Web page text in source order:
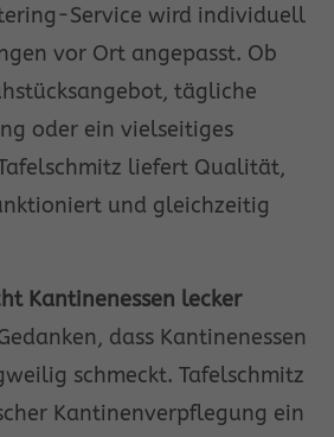
Service wird individuell
vor Ort angepasst. Ob
tägliche
oder ein vielseitiges
liefert Qualität,
und gleichzeitig
Kantinenessen lecker
dass Kantinenessen
schmeckt. Tafelschmitz
Kantinenverpflegung ein